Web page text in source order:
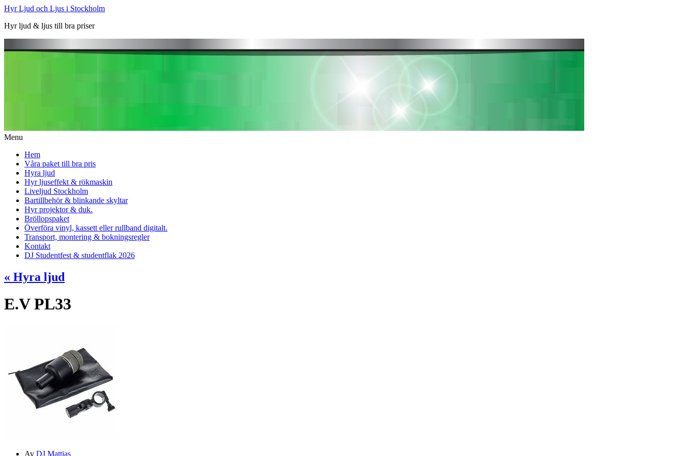
Hyr Ljud och Ljus i Stockholm
Hyr ljud & ljus till bra priser
Menu
Hem
Våra paket till bra pris
Hyra ljud
Hyr ljuseffekt & rökmaskin
Liveljud Stockholm
Bartillbehör & blinkande skyltar
Hyr projektor & duk.
Bröllopspaket
Överföra vinyl, kassett eller rullband digitalt.
Transport, montering & bokningsregler
Kontakt
DJ Studentfest & studentflak 2026
« Hyra ljud
E.V PL33
Av DJ Mattias